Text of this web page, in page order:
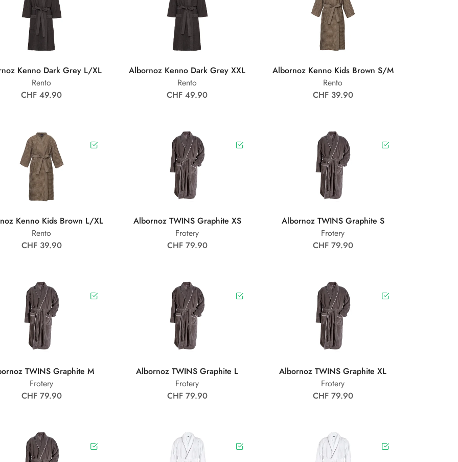
Kenno Dark Grey L/XL
Rento
CHF 49.90
Albornoz Kenno Dark Grey XXL
Rento
CHF 49.90
Albornoz Kenno Kids Brown S/M
Rento
CHF 39.90
Kenno Kids Brown L/XL
Rento
CHF 39.90
Albornoz TWINS Graphite XS
Frotery
CHF 79.90
Albornoz TWINS Graphite S
Frotery
CHF 79.90
TWINS Graphite M
Frotery
CHF 79.90
Albornoz TWINS Graphite L
Frotery
CHF 79.90
Albornoz TWINS Graphite XL
Frotery
CHF 79.90